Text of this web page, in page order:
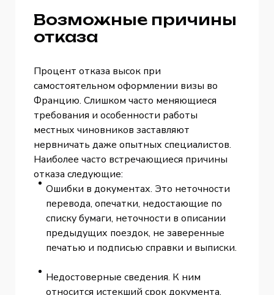
Возможные причины
отказа
Процент отказа высок при
самостоятельном оформлении визы во
Францию. Слишком часто меняющиеся
требования и особенности работы
местных чиновников заставляют
нервничать даже опытных специалистов.
Наиболее часто встречающиеся причины
отказа следующие:
Ошибки в документах. Это неточности
перевода, опечатки, недостающие по
списку бумаги, неточности в описании
предыдущих поездок, не заверенные
печатью и подписью справки и выписки.
Недостоверные сведения. К ним
относится истекший срок документа,